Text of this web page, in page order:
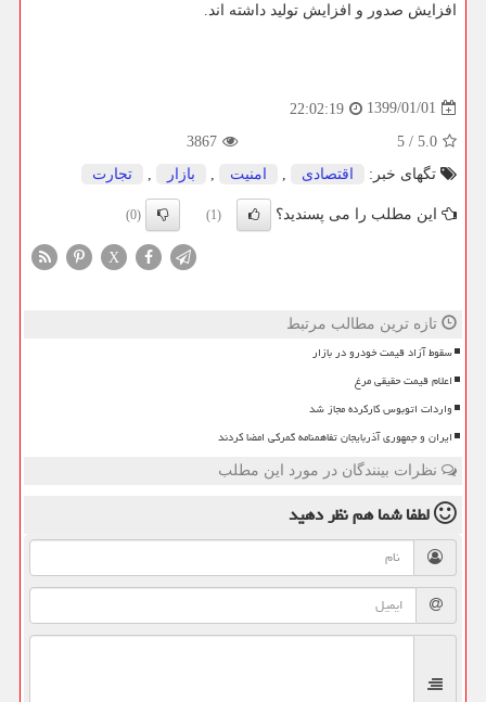
افزایش صدور و افزایش تولید داشته اند.
1399/01/01
22:02:19
5.0
/
5
3867
تگهای خبر:
اقتصادی امنیت بازار تجارت
این مطلب را می پسندید؟ (1)
(0)
X
تازه ترین مطالب مرتبط
سقوط آزاد قیمت خودرو در بازار
اعلام قیمت حقیقی مرغ
واردات اتوبوس کارکرده مجاز شد
ایران و جمهوری آذربایجان تفاهمنامه گمرکی امضا کردند
نظرات بینندگان در مورد این مطلب
لطفا شما همنظر دهید